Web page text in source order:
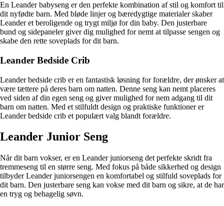
En Leander babyseng er den perfekte kombination af stil og komfort til
dit nyfødte barn. Med bløde linjer og bæredygtige materialer skaber
Leander et beroligende og trygt miljø for din baby. Den justerbare
bund og sidepaneler giver dig mulighed for nemt at tilpasse sengen og
skabe den rette soveplads for dit barn.
Leander Bedside Crib
Leander bedside crib er en fantastisk løsning for forældre, der ønsker at
være tættere på deres barn om natten. Denne seng kan nemt placeres
ved siden af din egen seng og giver mulighed for nem adgang til dit
barn om natten. Med et stilfuldt design og praktiske funktioner er
Leander bedside crib et populært valg blandt forældre.
Leander Junior Seng
Når dit barn vokser, er en Leander juniorseng det perfekte skridt fra
tremmeseng til en større seng. Med fokus på både sikkerhed og design
tilbyder Leander juniorsengen en komfortabel og stilfuld soveplads for
dit barn. Den justerbare seng kan vokse med dit barn og sikre, at de har
en tryg og behagelig søvn.